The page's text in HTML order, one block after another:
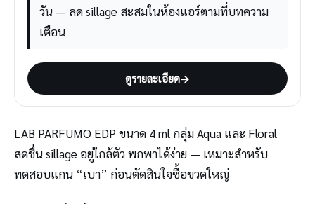
วัน — ลด sillage สะสมในห้องแอร์ตามที่บทความ
เตือน
ดูรายละเอียด→
LAB PARFUMO EDP ขนาด 4 ml กลุ่ม Aqua และ Floral
สดชื่น sillage อยู่ใกล้ตัว พกพาได้ง่าย — เหมาะสำหรับ
ทดสอบแกน “เบา” ก่อนตัดสินใจซื้อขวดใหญ่